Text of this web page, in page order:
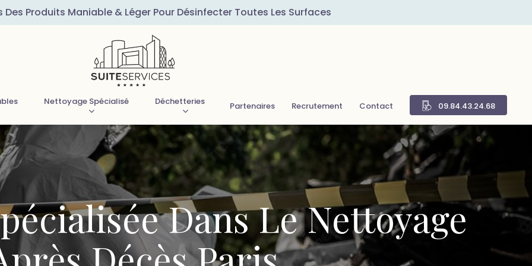
Des Produits Maniable & Léger Pour Désinfecter Toutes Les Surfaces
Nettoyage Spécialisé Déchetteries Partenaires Recrutement Contact 09.84.43.24.68
Dans Le Nettoyage